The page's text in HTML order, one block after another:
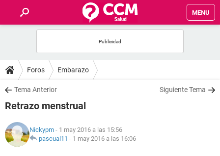
MENU
FOROS
SALUD
NUTRICIÓN
Foros Embarazo
Tema Anterior Siguiente Tema
Retrazo menstrual
Nickypm - 1 may 2016 a las 15:56
pascual11 - 1 may 2016 a las 16:06